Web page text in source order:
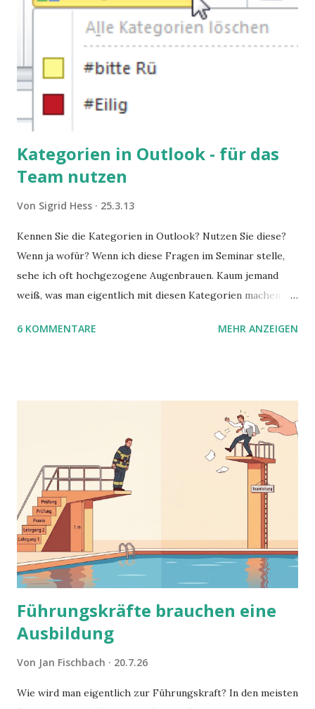
Kategorien in Outlook - für das
Team nutzen
Von Sigrid Hess 25.3.13
Kennen Sie die Kategorien in Outlook? Nutzen Sie diese?
Wenn ja wofür? Wenn ich diese Fragen im Seminar stelle,
sehe ich oft hochgezogene Augenbrauen. Kaum jemand
weiß, was man eigentlich mit diesen Kategorien machen
sie Ihnen vor.
6 KOMMENTARE MEHR ANZEIGEN
Führungskräfte brauchen eine
Ausbildung
Von Jan Fischbach 20.7.26
Wie wird man eigentlich zur Führungskraft? In den meisten